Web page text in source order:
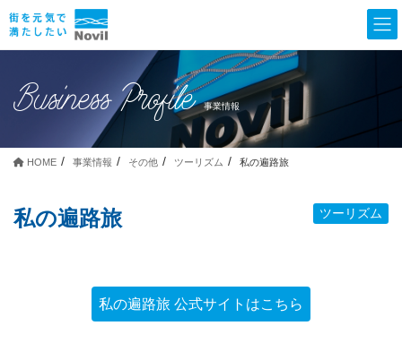
Business Profile 事業情報
HOME 事業情報 その他 ツーリズム 私の遍路旅
ツーリズム
私の遍路旅
私の遍路旅 公式サイトはこちら